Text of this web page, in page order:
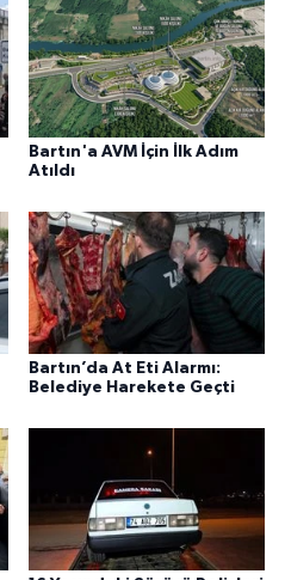
Bartın'a AVM İçin İlk Adım
Atıldı
Bartın’da At Eti Alarmı:
Belediye Harekete Geçti